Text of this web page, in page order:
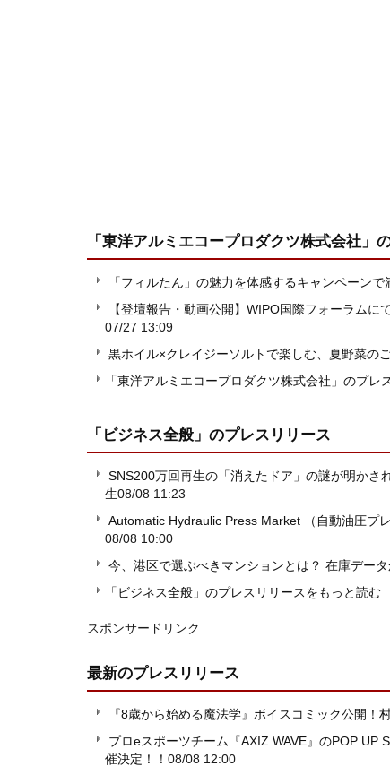
「東洋アルミエコープロダクツ株式会社」
「フィルたん」の魅力を体感するキャンペーンで
【登壇報告・動画公開】WIPO国際フォーラム
07/27 13:09
黒ホイル×クレイジーソルトで楽しむ、夏野菜の
「東洋アルミエコープロダクツ株式会社」のプレ
「ビジネス全般」 のプレスリリース
SNS200万回再生の「消えたドア」の謎が明かさ
生08/08 11:23
Automatic Hydraulic Press Market （自動油圧プ
08/08 10:00
今、港区で選ぶべきマンションとは？ 在庫デー
「ビジネス全般」のプレスリリースをもっと読む
スポンサードリンク
最新のプレスリリース
『8歳から始める魔法学』ボイスコミック公開！
プロeスポーツチーム『AXIZ WAVE』のPOP UP
催決定！！ 08/08 12:00